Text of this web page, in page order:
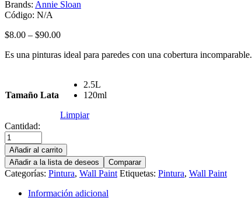
Brands: Annie Sloan
Código: N/A
$8.00 – $90.00
Es una pinturas ideal para paredes con una cobertura incomparable.
Tamaño Lata
2.5L
120ml
Limpiar
Cantidad:
Añadir al carrito
Añadir a la lista de deseos
Comparar
Categorías: Pintura, Wall Paint Etiquetas: Pintura, Wall Paint
Información adicional